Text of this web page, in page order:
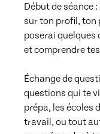
Début de séance
sur ton profil, ton
poserai quelques
et comprendre
Échange de
questions qui te
prépa, les écoles
travail, ou tout